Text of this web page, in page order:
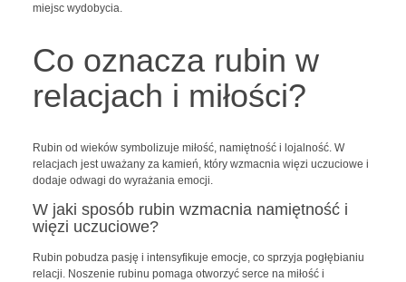
miejsc wydobycia.
Co oznacza rubin w
relacjach i miłości?
Rubin od wieków symbolizuje miłość, namiętność i lojalność. W
relacjach jest uważany za kamień, który wzmacnia więzi uczuciowe i
dodaje odwagi do wyrażania emocji.
W jaki sposób rubin wzmacnia namiętność i
więzi uczuciowe?
Rubin pobudza pasję i intensyfikuje emocje, co sprzyja pogłębianiu
relacji. Noszenie rubinu pomaga otworzyć serce na miłość i